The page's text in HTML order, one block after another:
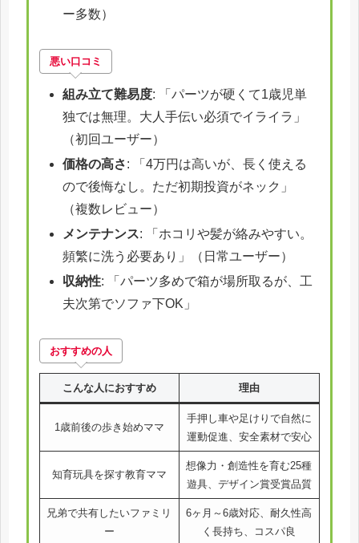
ー多数）
悪い口コミ
組み立て難易度: 「パーツが硬くて1歳児単
独では無理。大人手伝い必須でイライラ」
（初回ユーザー）
価格の高さ: 「4万円は高いが、長く使える
ので後悔なし。ただ初期投資がネック」
（複数レビュー）
メンテナンス: 「ホコリや髪が絡みやすい。
頻繁に洗う必要あり」（日常ユーザー）
収納性: 「パーツ多めで箱が場所取るが、工
夫次第でソファ下OK」
おすすめの人
こんな人におすすめ 理由
1歳前後の歩き始めママ
手押し車や足けりで自然に
運動促進、安全素材で安心
知育玩具を探す教育ママ
想像力・創造性を育む25種
遊具、デザイン賞受賞品質
兄弟で共有したいファミリ
ー
6ヶ月～6歳対応、耐久性高
く長持ち、コスパ良